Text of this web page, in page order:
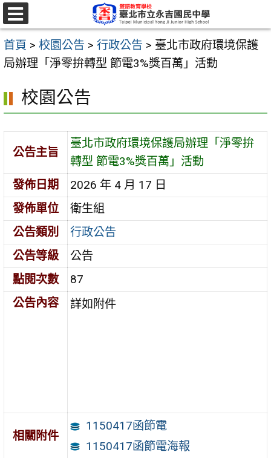
跳
至
主
要
區
選
單
首頁 > 校園公告 > 行政公告 > 臺北市政府環境保護
局辦理「淨零拚轉型 節電3%獎百萬」活動
校園公告
公告主旨
臺北市政府環境保護局辦理「淨零拚
轉型 節電3%獎百萬」活動
發佈日期
2026 年 4 月 17 日
發佈單位
衛生組
公告類別
行政公告
公告等級
公告
點閱次數
87
公告內容
詳如附件
相關附件
1150417函節電
1150417函節電海報